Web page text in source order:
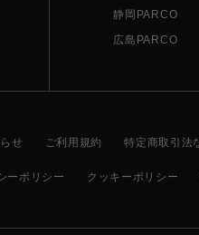
静岡PARCO
広島PARCO
せ ご利用規約 特定商取引法
ーポリシー クッキーポリシー